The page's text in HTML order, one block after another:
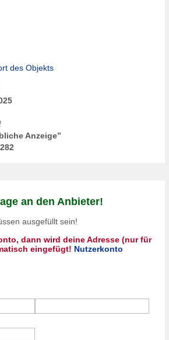
des Objekts
Anzeige”
an den Anbieter!
ausgefüllt sein!
dann wird deine Adresse (nur für
eingefügt! Nutzerkonto